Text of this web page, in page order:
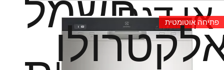
או דגם
פתיחה אוטומטית